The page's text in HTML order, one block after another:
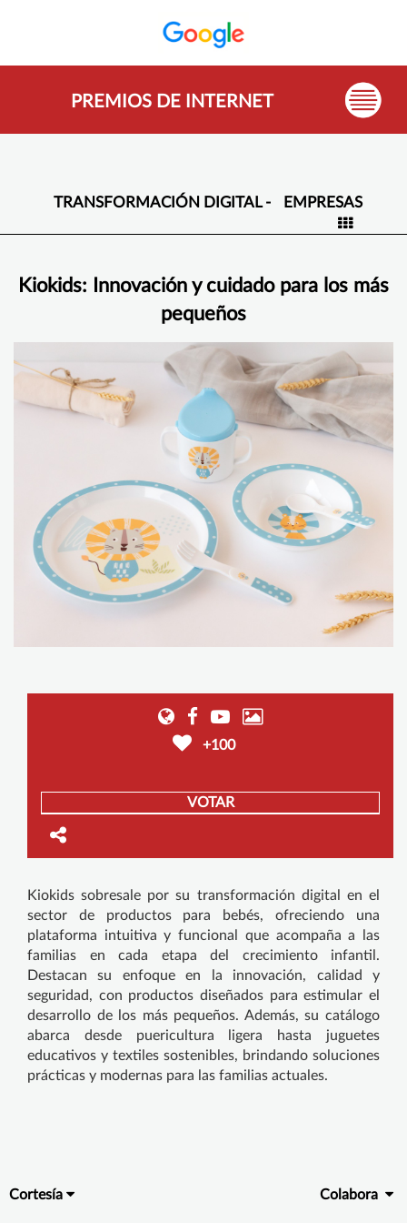
PREMIOS DE INTERNET
TRANSFORMACIÓN DIGITAL - EMPRESAS
Kiokids: Innovación y cuidado para los más
pequeños
+100
VOTAR
Kiokids sobresale por su transformación digital en el
sector de productos para bebés, ofreciendo una
plataforma intuitiva y funcional que acompaña a las
familias en cada etapa del crecimiento infantil.
Destacan su enfoque en la innovación, calidad y
seguridad, con productos diseñados para estimular el
desarrollo de los más pequeños. Además, su catálogo
abarca desde puericultura ligera hasta juguetes
educativos y textiles sostenibles, brindando soluciones
prácticas y modernas para las familias actuales.
Cortesía Colabora